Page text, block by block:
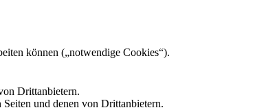
können („notwendige Cookies“).
Drittanbietern.
und denen von Drittanbietern.